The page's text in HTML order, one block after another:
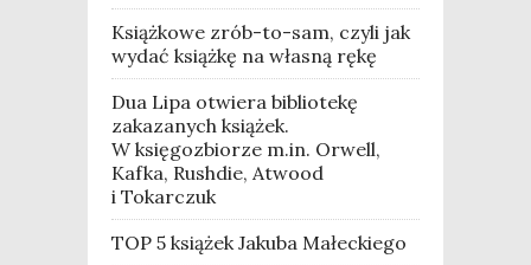
Książkowe zrób-to-sam, czyli jak
wydać książkę na własną rękę
Dua Lipa otwiera bibliotekę
zakazanych książek.
W księgozbiorze m.in. Orwell,
Kafka, Rushdie, Atwood
i Tokarczuk
TOP 5 książek Jakuba Małeckiego